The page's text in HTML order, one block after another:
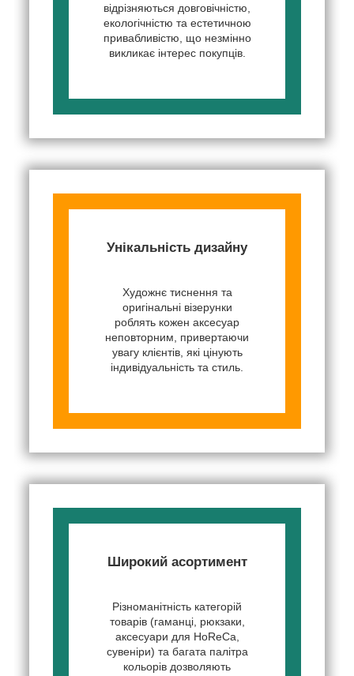
відрізняються довговічністю,
екологічністю та естетичною
привабливістю, що незмінно
викликає інтерес покупців.
Унікальність дизайну
Художнє тиснення та
оригінальні візерунки
роблять кожен аксесуар
неповторним, привертаючи
увагу клієнтів, які цінують
індивідуальність та стиль.
Широкий асортимент
Різноманітність категорій
товарів (гаманці, рюкзаки,
аксесуари для HoReCa,
сувеніри) та багата палітра
кольорів дозволяють